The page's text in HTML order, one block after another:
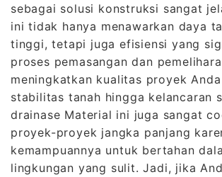
sebagai solusi konstruksi sangat
ini tidak hanya menawarkan daya
tinggi, tetapi juga efisiensi yang
proses pemasangan dan
meningkatkan kualitas proyek
stabilitas tanah hingga kelancaran
drainase Material ini juga sangat
proyek-proyek jangka panjang
kemampuannya untuk bertahan
lingkungan yang sulit. Jadi, jika